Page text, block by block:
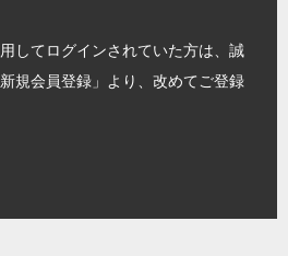
してログインされていた方は、誠
規会員登録」より、改めてご登録